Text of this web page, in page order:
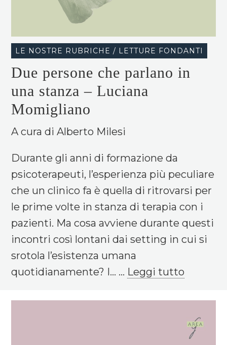
LE NOSTRE RUBRICHE / LETTURE FONDANTI
Due persone che parlano in
una stanza – Luciana
Momigliano
A cura di Alberto Milesi
Durante gli anni di formazione da
psicoterapeuti, l’esperienza più peculiare
che un clinico fa è quella di ritrovarsi per
le prime volte in stanza di terapia con i
pazienti. Ma cosa avviene durante questi
incontri così lontani dai setting in cui si
srotola l’esistenza umana
quotidianamente? I... ... Leggi tutto